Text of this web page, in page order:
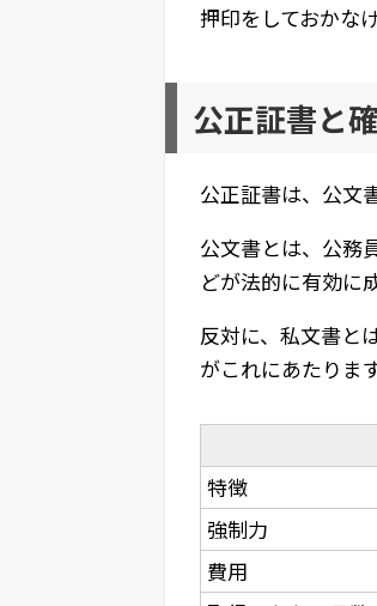
押印をしておかな
公正証書と
公正証書は、公文
公文書とは、公務
どが法的に有効に
反対に、私文書と
がこれにあたります
特徴
強制力
費用